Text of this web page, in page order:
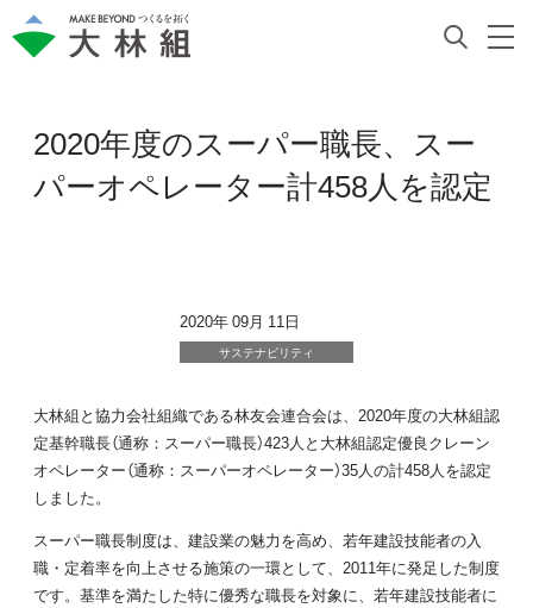
2020年度のスーパー職長、スー
パーオペレーター計458人を認定
2020年 09月 11日
サステナビリティ
大林組と協力会社組織である林友会連合会は、2020年度の大林組認
定基幹職長（通称：スーパー職長）423人と大林組認定優良クレーン
オペレーター（通称：スーパーオペレーター）35人の計458人を認定
しました。
スーパー職長制度は、建設業の魅力を高め、若年建設技能者の入
職・定着率を向上させる施策の一環として、2011年に発足した制度
です。基準を満たした特に優秀な職長を対象に、若年建設技能者に